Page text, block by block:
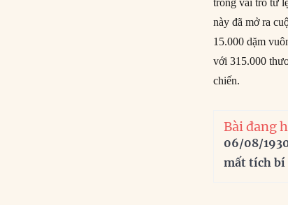
trong vai trò tư
này đã mở ra
15.000 dặm
với 315.000
chiến.
Bài đang
06/08/
mất tích bí